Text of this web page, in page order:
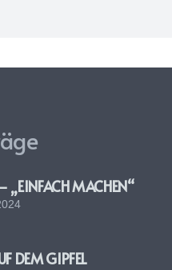
„EINFACH MACHEN“
DEM GIPFEL